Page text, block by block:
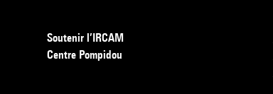
Soutenir l’IRCAM
Centre Pompidou